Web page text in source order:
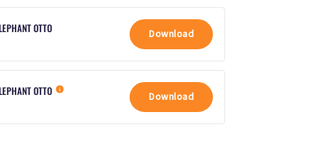
OTTO Download
OTTO Download